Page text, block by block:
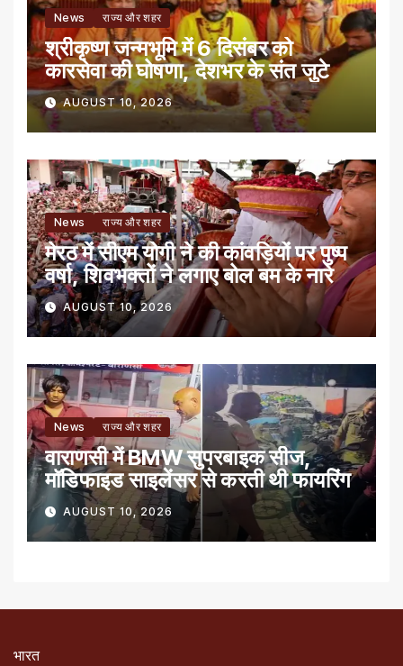
News राज्य और शहर
श्रीकृष्ण जन्मभूमि में 6 दिसंबर को
कारसेवा की घोषणा, देशभर के संत जुटे
AUGUST 10, 2026
News राज्य और शहर
मेरठ में सीएम योगी ने की कांवड़ियों पर पुष्प
वर्षा, शिवभक्तों ने लगाए बोल बम के नारे
AUGUST 10, 2026
News राज्य और शहर
वाराणसी में BMW सुपरबाइक सीज,
मॉडिफाइड साइलेंसर से करती थी फायरिंग
AUGUST 10, 2026
भारत